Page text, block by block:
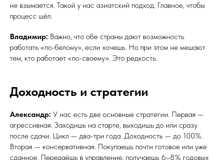
не взымается. Такой у нас азиатский подход. Главное, чтобы
процесс шёл.
Владимир: Важно, что обе страны дают возможность
работать «по-белому», если хочешь. Но при этом не мешают
тем, кто работает «по-своему». Это редкость.
Доходность и стратегии
Александр: У нас есть две основные стратегии. Первая —
агрессивная. Заходишь на старте, выходишь до или сразу
после сдачи. Цикл — два-три года. Доходность — до 100%.
Вторая — консервативная. Покупаешь почти готовое или уже
сданное. Передаёшь в управление, получаешь 6–8% годовых